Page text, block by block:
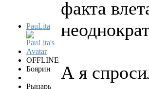
PauLita
OFFLINE
Боярин
Рыцарь
факта
А я